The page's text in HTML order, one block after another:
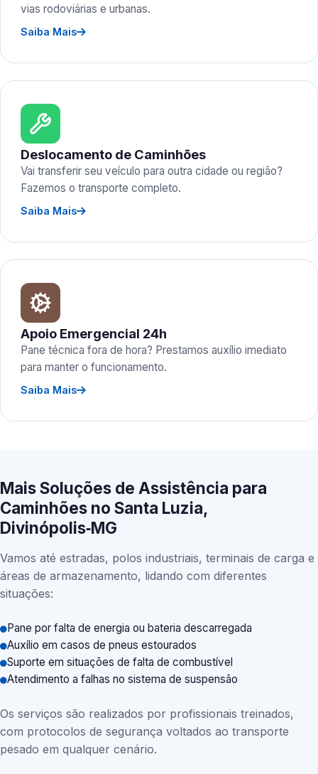
vias rodoviárias e urbanas.
Saiba Mais
Deslocamento de Caminhões
Vai transferir seu veículo para outra cidade ou região?
Fazemos o transporte completo.
Saiba Mais
Apoio Emergencial 24h
Pane técnica fora de hora? Prestamos auxílio imediato
para manter o funcionamento.
Saiba Mais
Mais Soluções de Assistência para
Caminhões no Santa Luzia,
Divinópolis‑MG
Vamos até estradas, polos industriais, terminais de carga e
áreas de armazenamento, lidando com diferentes
situações:
Pane por falta de energia ou bateria descarregada
Auxílio em casos de pneus estourados
Suporte em situações de falta de combustível
Atendimento a falhas no sistema de suspensão
Os serviços são realizados por profissionais treinados,
com protocolos de segurança voltados ao transporte
pesado em qualquer cenário.